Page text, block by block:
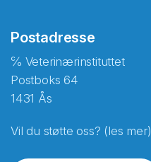
Postadresse
℅ Veterinærinstituttet
Postboks 64
1431 Ås
Vil du støtte oss? (les mer)